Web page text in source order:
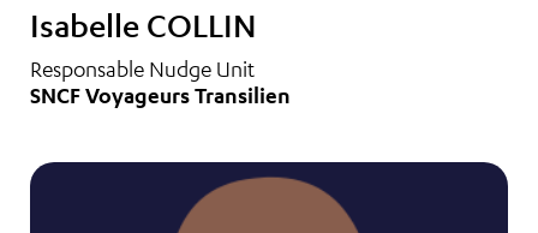
Isabelle COLLIN
Responsable Nudge Unit
SNCF Voyageurs Transilien